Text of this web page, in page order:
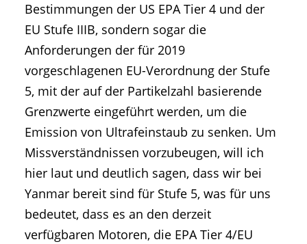
Bestimmungen der US EPA Tier 4 und der
EU Stufe IIIB, sondern sogar die
Anforderungen der für 2019
vorgeschlagenen EU-Verordnung der Stufe
5, mit der auf der Partikelzahl basierende
Grenzwerte eingeführt werden, um die
Emission von Ultrafeinstaub zu senken. Um
Missverständnissen vorzubeugen, will ich
hier laut und deutlich sagen, dass wir bei
Yanmar bereit sind für Stufe 5, was für uns
bedeutet, dass es an den derzeit
verfügbaren Motoren, die EPA Tier 4/EU